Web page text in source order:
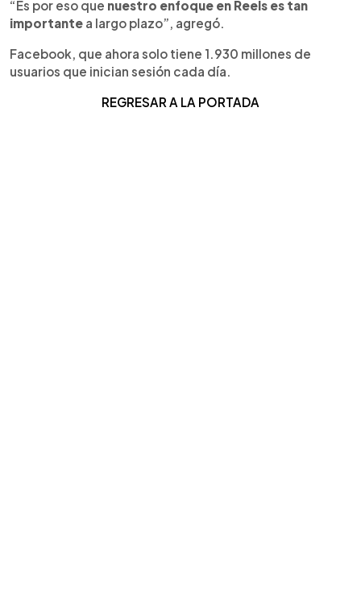
“Es por eso que nuestro enfoque en Reels es tan
importante a largo plazo”, agregó.
Facebook, que ahora solo tiene 1.930 millones de
usuarios que inician sesión cada día.
REGRESAR A LA PORTADA